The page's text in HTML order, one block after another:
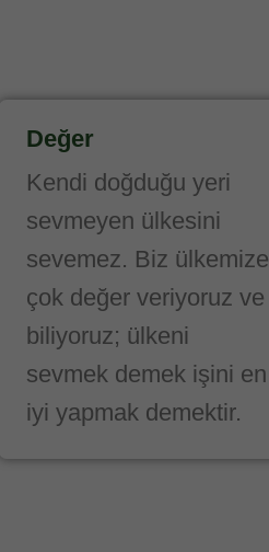
Değer
Kendi doğduğu yeri
sevmeyen ülkesini
sevemez. Biz ülkemize
çok değer veriyoruz ve
biliyoruz; ülkeni
sevmek demek işini en
iyi yapmak demektir.